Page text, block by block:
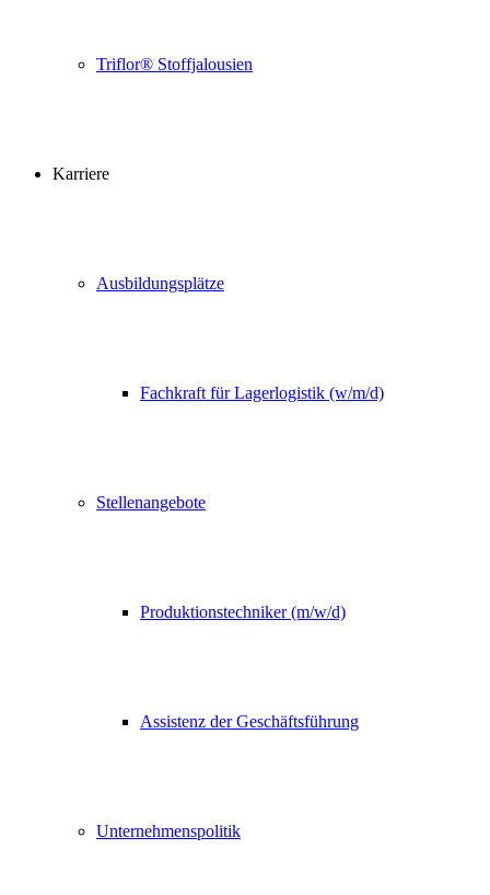
Triflor® Stoffjalousien
Karriere
Ausbildungsplätze
Fachkraft für Lagerlogistik (w/m/d)
Stellenangebote
Produktionstechniker (m/w/d)
Assistenz der Geschäftsführung
Unternehmenspolitik